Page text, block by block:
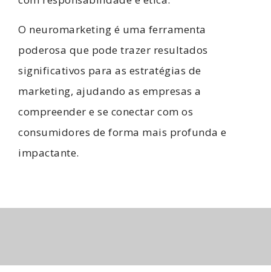
O neuromarketing é uma ferramenta
poderosa que pode trazer resultados
significativos para as estratégias de
marketing, ajudando as empresas a
compreender e se conectar com os
consumidores de forma mais profunda e
impactante.